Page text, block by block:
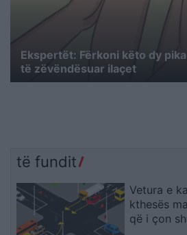
Ekspertët: Fërkoni këto dy
të zëvëndësuar ilaçet
të fundit
Vetura e
kthesës
që i çon